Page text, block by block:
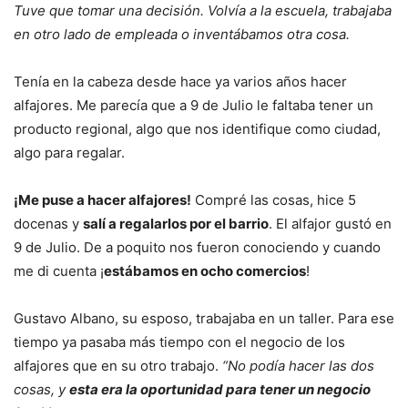
Tuve que tomar una decisión. Volvía a la escuela, trabajaba
en otro lado de empleada o inventábamos otra cosa.
Tenía en la cabeza desde hace ya varios años hacer
alfajores. Me parecía que a 9 de Julio le faltaba tener un
producto regional, algo que nos identifique como ciudad,
algo para regalar.
¡Me puse a hacer alfajores! Compré las cosas, hice 5
docenas y salí a regalarlos por el barrio. El alfajor gustó en
9 de Julio. De a poquito nos fueron conociendo y cuando
me di cuenta ¡estábamos en ocho comercios!
Gustavo Albano, su esposo, trabajaba en un taller. Para ese
tiempo ya pasaba más tiempo con el negocio de los
alfajores que en su otro trabajo. “No podía hacer las dos
cosas, yesta era la oportunidad para tener un negocio